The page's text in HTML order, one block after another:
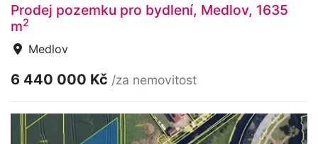
Prodej pozemku pro bydlení, Medlov, 1635
m2
Medlov
6 440 000 Kč /za nemovitost